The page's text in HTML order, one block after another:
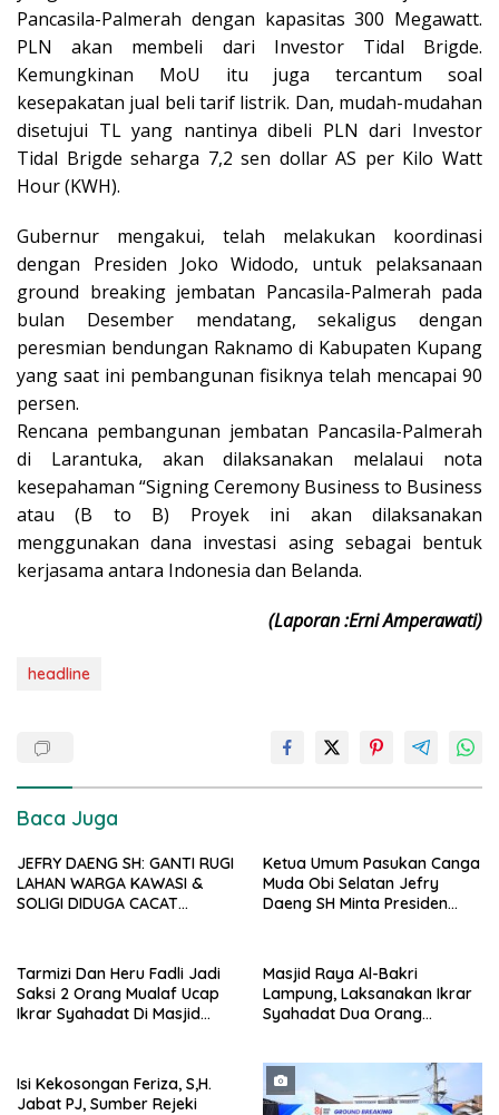
Pancasila-Palmerah dengan kapasitas 300 Megawatt.
PLN akan membeli dari Investor Tidal Brigde.
Kemungkinan MoU itu juga tercantum soal
kesepakatan jual beli tarif listrik. Dan, mudah-mudahan
disetujui TL yang nantinya dibeli PLN dari Investor
Tidal Brigde seharga 7,2 sen dollar AS per Kilo Watt
Hour (KWH).
Gubernur mengakui, telah melakukan koordinasi
dengan Presiden Joko Widodo, untuk pelaksanaan
ground breaking jembatan Pancasila-Palmerah pada
bulan Desember mendatang, sekaligus dengan
peresmian bendungan Raknamo di Kabupaten Kupang
yang saat ini pembangunan fisiknya telah mencapai 90
persen.
Rencana pembangunan jembatan Pancasila-Palmerah
di Larantuka, akan dilaksanakan melalaui nota
kesepahaman “Signing Ceremony Business to Business
atau (B to B) Proyek ini akan dilaksanakan
menggunakan dana investasi asing sebagai bentuk
kerjasama antara Indonesia dan Belanda.
(Laporan :Erni Amperawati)
headline
Baca Juga
JEFRY DAENG SH: GANTI RUGI
LAHAN WARGA KAWASI &
SOLIGI DIDUGA CACAT
PENGADAAN TANAH PSN
Ketua Umum Pasukan Canga
Muda Obi Selatan Jefry
Daeng SH Minta Presiden
Berdampak, Cabut Saja”
Tarmizi Dan Heru Fadli Jadi
Saksi 2 Orang Mualaf Ucap
Ikrar Syahadat Di Masjid
Masjid Raya Al-Bakri
Lampung, Laksanakan Ikrar
Syahadat Dua Orang
Isi Kekosongan Feriza, S,H.
Jabat PJ, Sumber Rejeki